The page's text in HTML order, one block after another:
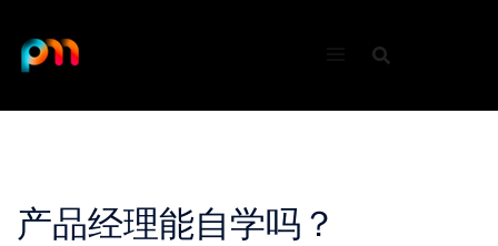
content
产品经理能自学吗？